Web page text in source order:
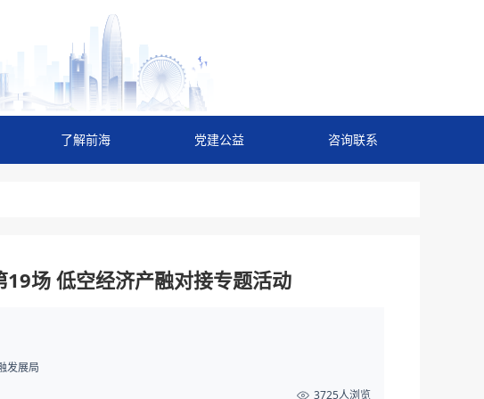
了解前海 党建公益 咨询联系
19场 低空经济产融对接专题活动
发展局
3725人浏览